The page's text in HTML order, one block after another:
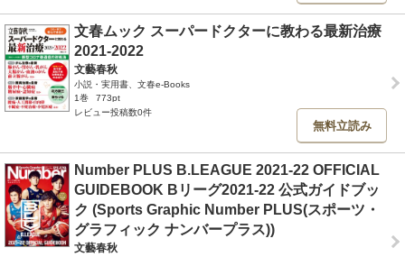
文春ムック スーパードクターに教わる最新治療
2021-2022
文藝春秋
小説・実用書、文春e-Books
1巻
773pt
レビュー投稿数0件
無料立読み
Number PLUS B.LEAGUE 2021-22 OFFICIAL
GUIDEBOOK Bリーグ2021-22 公式ガイドブッ
ク (Sports Graphic Number PLUS(スポーツ・
グラフィック ナンバープラス))
文藝春秋